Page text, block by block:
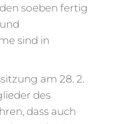
soeben fertig
sind in
am 28. 2.
des
dass auch